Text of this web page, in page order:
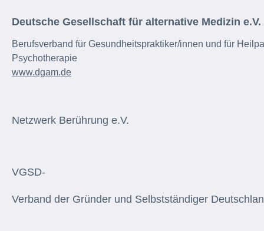
Deutsche Gesellschaft für alternative Medizin e.V.
Berufsverband für Gesundheitspraktiker/innen und für
Psychotherapie
www.dgam.de
Netzwerk Berührung e.V.
VGSD-
Verband der Gründer und Selbstständiger